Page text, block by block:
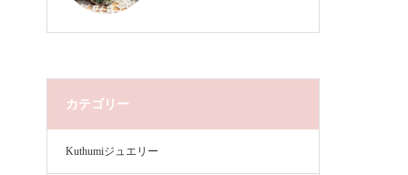
カテゴリー
Kuthumiジュエリー